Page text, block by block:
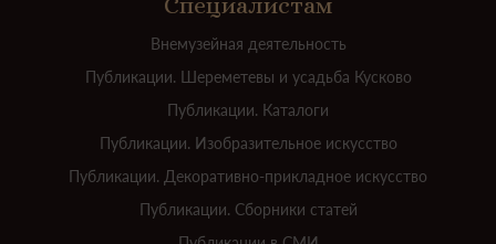
Внемузейная деятельность
Публикации. Шереметевы и усадьба Кусково
Публикации. Каталоги
Публикации. Изобразительное искусство
Публикации. Декоративно-прикладное искусство
Публикации. Сборники статей